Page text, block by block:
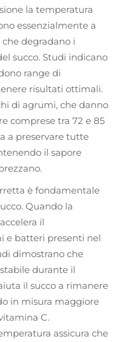
la temperatura
essenzialmente a
degradano i
succo. Studi indicano
range di
risultati ottimali.
di agrumi, che danno
comprese tra 72 e 85
a preservare tutte
il sapore
è fondamentale
Quando la
il
e batteri presenti nel
dimostrano che
durante il
il succo a rimanere
in misura maggiore
C.
assicura che